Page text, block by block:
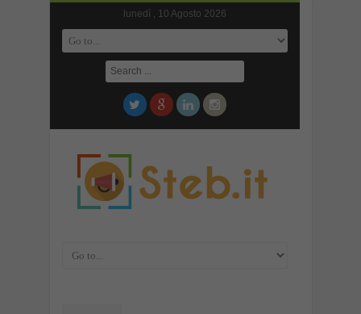
lunedì , 10 Agosto 2026